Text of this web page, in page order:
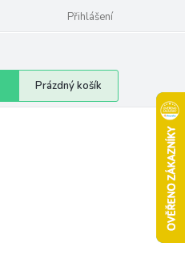
Moje objednávka
Přihlášení
Nákupní
košík
Prázdný košík